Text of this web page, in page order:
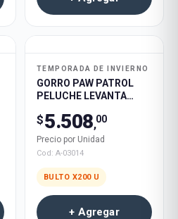
TEMPORADA DE INVIERNO
GORRO PAW PATROL
PELUCHE LEVANTA
$5.508,00
Precio por Unidad
Cod: A-03014
BULTO X200 U
+ Agregar